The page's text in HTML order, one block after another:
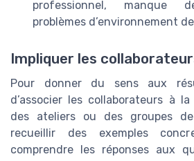
professionnel, manque
problèmes d’environnement
Impliquer les
Pour donner du sens aux
d’associer les collaborateurs à
des ateliers ou des groupes
recueillir des exemples
comprendre les réponses aux